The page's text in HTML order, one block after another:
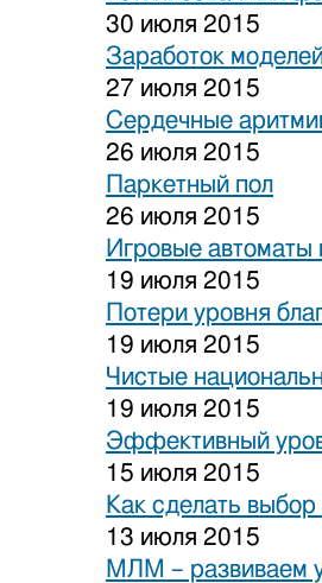
30 июля 2015
Заработок
27 июля 2015
Сердечные
26 июля 2015
Паркетный пол
26 июля 2015
Игровые
19 июля 2015
Потери уровня
19 июля 2015
Чистые
19 июля 2015
Эффективный
15 июля 2015
Как сделать
13 июля 2015
МЛМ – развиваем